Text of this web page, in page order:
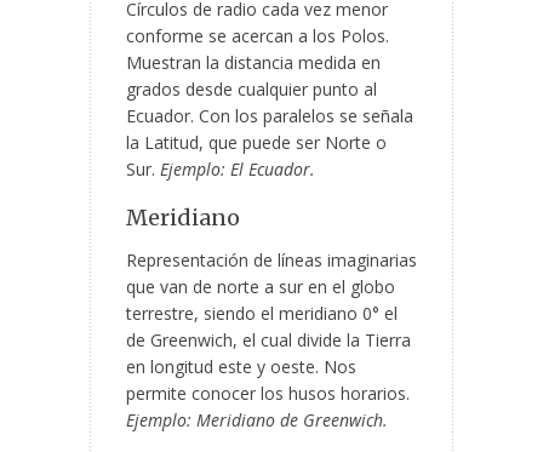
Círculos de radio cada vez menor
conforme se acercan a los Polos.
Muestran la distancia medida en
grados desde cualquier punto al
Ecuador. Con los paralelos se señala
la Latitud, que puede ser Norte o
Sur. Ejemplo: El Ecuador.
Meridiano
Representación de líneas imaginarias
que van de norte a sur en el globo
terrestre, siendo el meridiano 0° el
de Greenwich, el cual divide la Tierra
en longitud este y oeste. Nos
permite conocer los husos horarios.
Ejemplo: Meridiano de Greenwich.